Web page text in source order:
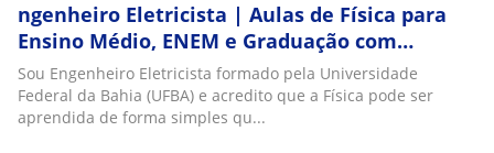
ngenheiro Eletricista | Aulas de Física para
Ensino Médio, ENEM e Graduação com
metodologia prática
Sou Engenheiro Eletricista formado pela Universidade
Federal da Bahia (UFBA) e acredito que a Física pode ser
aprendida de forma simples qu...